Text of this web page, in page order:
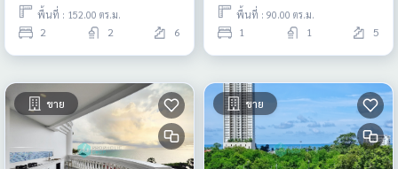
พื้นที่ : 152.00 ตร.ม.
2 2 6
พื้นที่ : 90.00 ตร.ม.
1 1 5
ขาย ขาย